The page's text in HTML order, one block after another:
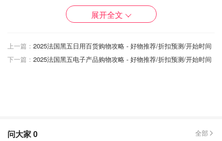
如今服务也开始进军土耳其。据BFMTV报道，自10月23日
起，部分用户可以预订热气球航班。不过因为现在刚开始试
元。
飞行路程可让大家在海拔1000米的空中欣赏日出， 司机将
展开全文
上一篇： 2025法国黑五日用百货购物攻略 - 好物推荐/折扣预测/开始时间
下一篇： 2025法国黑五电子产品购物攻略 - 好物推荐/折扣预测/开始时间
问大家0 全部